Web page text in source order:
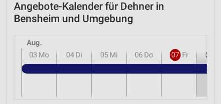
Angebote-Kalender für Dehner in
Bensheim und Umgebung
Aug.
03 Mo 04 Di 05 Mi 06 Do 07 Fr 08